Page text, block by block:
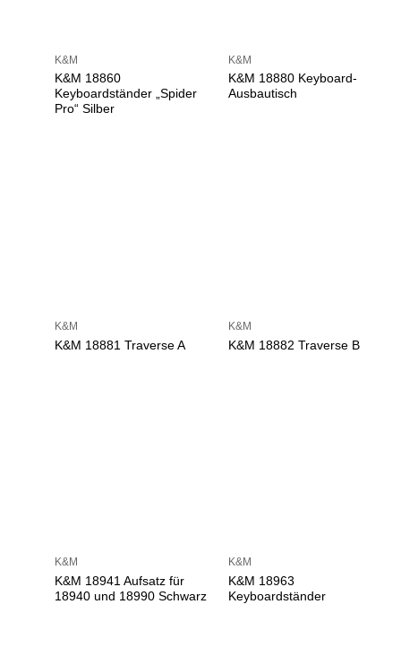
K&M
K&M 18860
Keyboardständer „Spider
Pro“ Silber
K&M
K&M 18880 Keyboard-
Ausbautisch
K&M
K&M 18881 Traverse A
K&M
K&M 18882 Traverse B
K&M
K&M 18941 Aufsatz für
18940 und 18990 Schwarz
K&M
K&M 18963
Keyboardständer